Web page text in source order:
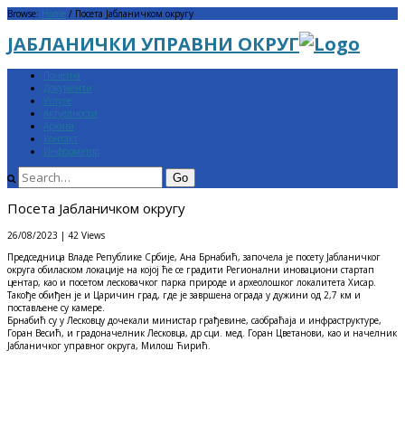
Browse: Home / Посета Јабланичком округу
to
content
ЈАБЛАНИЧКИ УПРАВНИ ОКРУГ
Menu
content
Почетна
Документи
Услуге
Актуелности
Архива
Контакт
Информатор
Search
Посета Јабланичком округу
26/08/2023 | 42 Views
Председница Владе Републике Србије, Ана Брнабић, започела је посету Јабланичког
округа обиласком локације на којој ће се градити Регионални иновациони стартап
центар, као и посетoм лесковачког парка природе и археолошког локалитета Хисар.
Такође обиђен је и Царичин град, где је завршена ограда у дужини од 2,7 км и
постављене су камере.
Брнабић су у Лесковцу дочекали министар грађевине, саобраћаја и инфраструктуре,
Горан Весић, и градоначелник Лесковца, др сци. мед. Горан Цветанови, као и начелник
Јабланичког управног округа, Милош Ћирић.